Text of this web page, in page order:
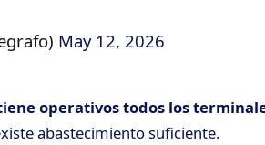
May 12, 2026
operativos todos los
abastecimiento suficiente.